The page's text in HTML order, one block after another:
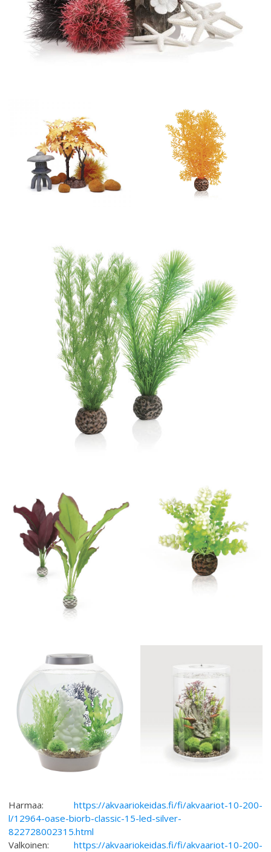
Harmaa: https://akvaariokeidas.fi/fi/akvaariot-10-200-
l/12964-oase-biorb-classic-15-led-silver-
822728002315.html
Valkoinen: https://akvaariokeidas.fi/fi/akvaariot-10-200-